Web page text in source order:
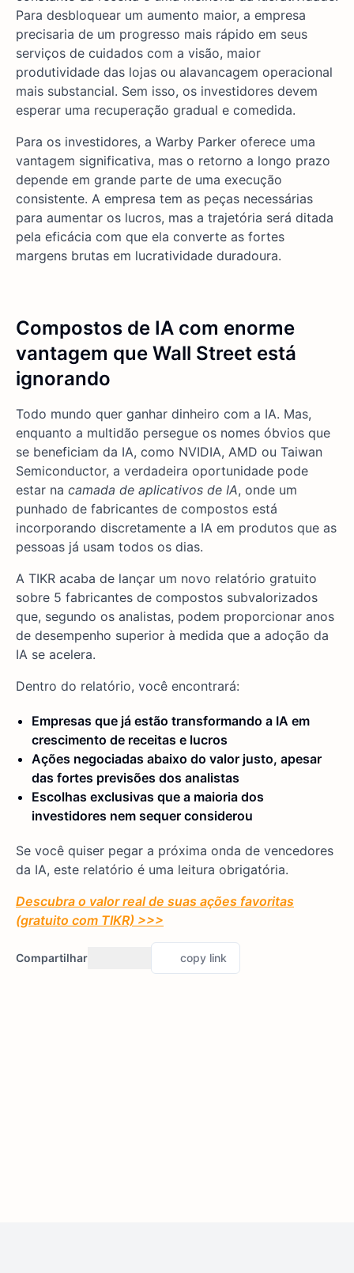
Para desbloquear um aumento maior, a empresa
precisaria de um progresso mais rápido em seus
serviços de cuidados com a visão, maior
produtividade das lojas ou alavancagem operacional
mais substancial. Sem isso, os investidores devem
esperar uma recuperação gradual e comedida.
Para os investidores, a Warby Parker oferece uma
vantagem significativa, mas o retorno a longo prazo
depende em grande parte de uma execução
consistente. A empresa tem as peças necessárias
para aumentar os lucros, mas a trajetória será ditada
pela eficácia com que ela converte as fortes
margens brutas em lucratividade duradoura.
Compostos de IA com enorme
vantagem que Wall Street está
ignorando
Todo mundo quer ganhar dinheiro com a IA. Mas,
enquanto a multidão persegue os nomes óbvios que
se beneficiam da IA, como NVIDIA, AMD ou Taiwan
Semiconductor, a verdadeira oportunidade pode
estar na camada de aplicativos de IA, onde um
punhado de fabricantes de compostos está
incorporando discretamente a IA em produtos que as
pessoas já usam todos os dias.
A TIKR acaba de lançar um novo relatório gratuito
sobre 5 fabricantes de compostos subvalorizados
que, segundo os analistas, podem proporcionar anos
de desempenho superior à medida que a adoção da
IA se acelera.
Dentro do relatório, você encontrará:
Empresas que já estão transformando a IA em
crescimento de receitas e lucros
Ações negociadas abaixo do valor justo, apesar
das fortes previsões dos analistas
Escolhas exclusivas que a maioria dos
investidores nem sequer considerou
Se você quiser pegar a próxima onda de vencedores
da IA, este relatório é uma leitura obrigatória.
Descubra o valor real de suas ações favoritas
(gratuito com TIKR) >>>
Compartilhar copy link